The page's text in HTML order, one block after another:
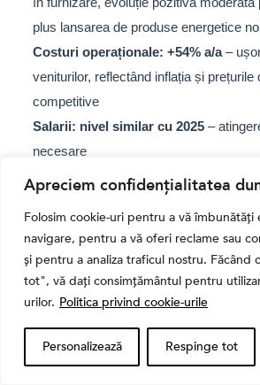
Apreciem confidențialitatea
Folosim cookie-uri pentru a vă
navigare, pentru a vă oferi reclame sau
și pentru a analiza traficul nostru. Făcând
tot", vă dați consimțământul pentru
urilor. Politica privind cookie-urile
Personalizează Respinge tot
plus lansarea de produse energetice
Costuri operaționale: +54% a/a–
veniturilor, reflectând inflația și prețurile
competitive
Salarii: nivel similar cu 2025 –
necesare
Alte cheltuieli operaționale: -10% a/a
Rezultatul financiar net va rămâne
pierdere majorată față de 2025, pe fondul
cheltuielilor cu dobânzile. Creșterea soldului
utilizate pentru finanțarea investițiilor și
capitalizate (în contextul finalizării unor
principalele cauze.